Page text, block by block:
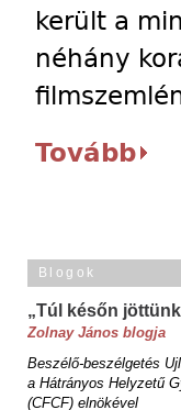
került a
néhány
Tovább
Blogok
„Túl későn
Zolnay János blogja
Beszélő-beszélgetés
a Hátrányos Helyzetű
(CFCF) elnökével